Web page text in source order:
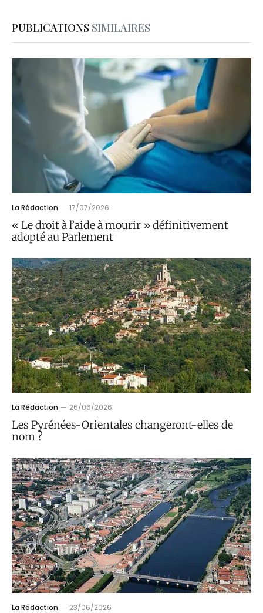
PUBLICATIONS SIMILAIRES
La Rédaction 17/07/2026
« Le droit à l’aide à mourir » définitivement
adopté au Parlement
La Rédaction 26/06/2026
Les Pyrénées-Orientales changeront-elles de
nom ?
La Rédaction 23/06/2026